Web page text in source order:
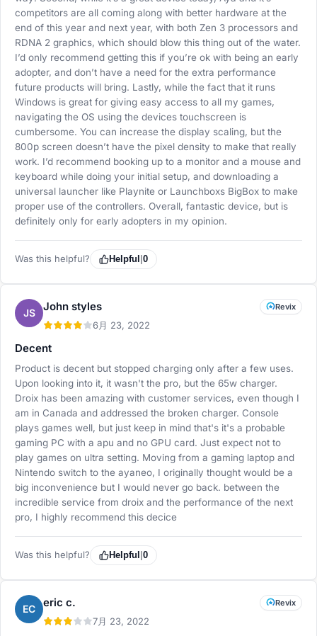
competitors are all coming along with better hardware at the
end of this year and next year, with both Zen 3 processors and
RDNA 2 graphics, which should blow this thing out of the water.
I’d only recommend getting this if you’re ok with being an early
adopter, and don’t have a need for the extra performance
future products will bring. Lastly, while the fact that it runs
Windows is great for giving easy access to all my games,
navigating the OS using the devices touchscreen is
cumbersome. You can increase the display scaling, but the
800p screen doesn’t have the pixel density to make that really
work. I’d recommend booking up to a monitor and a mouse and
keyboard while doing your initial setup, and downloading a
universal launcher like Playnite or Launchboxs BigBox to make
proper use of the controllers. Overall, fantastic device, but is
definitely only for early adopters in my opinion.
Was this helpful? Helpful 0
JS John styles
6月 23, 2022
Revix
Decent
Product is decent but stopped charging only after a few uses.
Upon looking into it, it wasn't the pro, but the 65w charger.
Droix has been amazing with customer services, even though I
am in Canada and addressed the broken charger. Console
plays games well, but just keep in mind that's it's a probable
gaming PC with a apu and no GPU card. Just expect not to
play games on ultra setting. Moving from a gaming laptop and
Nintendo switch to the ayaneo, I originally thought would be a
big inconvenience but I would never go back. between the
incredible service from droix and the performance of the next
pro, I highly recommend this decice
Was this helpful? Helpful 0
EC eric c.
7月 23, 2022
Revix